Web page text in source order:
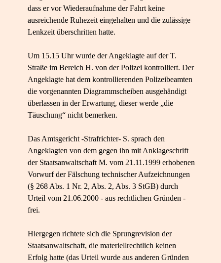
dass er vor Wiederaufnahme der Fahrt keine
ausreichende Ruhezeit eingehalten und die zulässige
Lenkzeit überschritten hatte.
Um 15.15 Uhr wurde der Angeklagte auf der T.
Straße im Bereich H. von der Polizei kontrolliert. Der
Angeklagte hat dem kontrollierenden Polizeibeamten
die vorgenannten Diagrammscheiben ausgehändigt
überlassen in der Erwartung, dieser werde „die
Täuschung“ nicht bemerken.
Das Amtsgericht -Strafrichter- S. sprach den
Angeklagten von dem gegen ihn mit Anklageschrift
der Staatsanwaltschaft M. vom 21.11.1999 erhobenen
Vorwurf der Fälschung technischer Aufzeichnungen
(§ 268 Abs. 1 Nr. 2, Abs. 2, Abs. 3 StGB) durch
Urteil vom 21.06.2000 - aus rechtlichen Gründen -
frei.
Hiergegen richtete sich die Sprungrevision der
Staatsanwaltschaft, die materiellrechtlich keinen
Erfolg hatte (das Urteil wurde aus anderen Gründen